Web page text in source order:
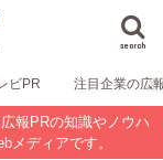
search
ビPR 注目企業の広
報PRの知識やノウハ
メディアです。